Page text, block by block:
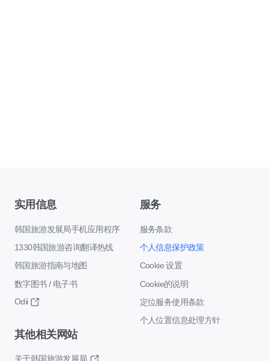
实用信息
韩国旅游发展局手机应用程序
1330韩国旅游咨询翻译热线
韩国旅游指南与地图
数字图书 / 电子书
Odii
服务
服务条款
个人信息保护政策
Cookie 设置
Cookie的说明
定位服务使用条款
个人位置信息处理方针
其他相关网站
关于韩国旅游发展局